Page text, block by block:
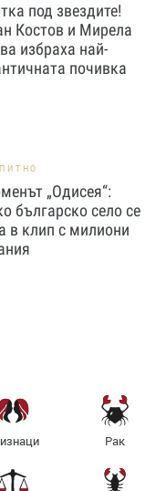
под звездите!
Костов и Мирела
избраха най-
почивка
„Одисея“:
българско село се
в клип с милиони
Рак